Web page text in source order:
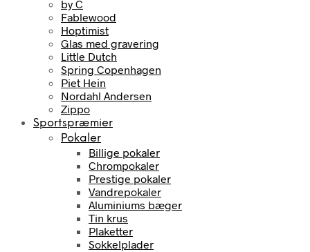
by C
Fablewood
Hoptimist
Glas med gravering
Little Dutch
Spring Copenhagen
Piet Hein
Nordahl Andersen
Zippo
Sportspræmier
Pokaler
Billige pokaler
Chrompokaler
Prestige pokaler
Vandrepokaler
Aluminiums bæger
Tin krus
Plaketter
Sokkelplader